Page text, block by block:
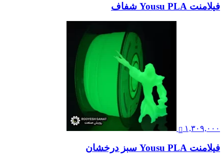
فیلامنت Yousu PLA شفاف
۱,۳۰۹,۰۰۰
فیلامنت Yousu PLA سبز درخشان